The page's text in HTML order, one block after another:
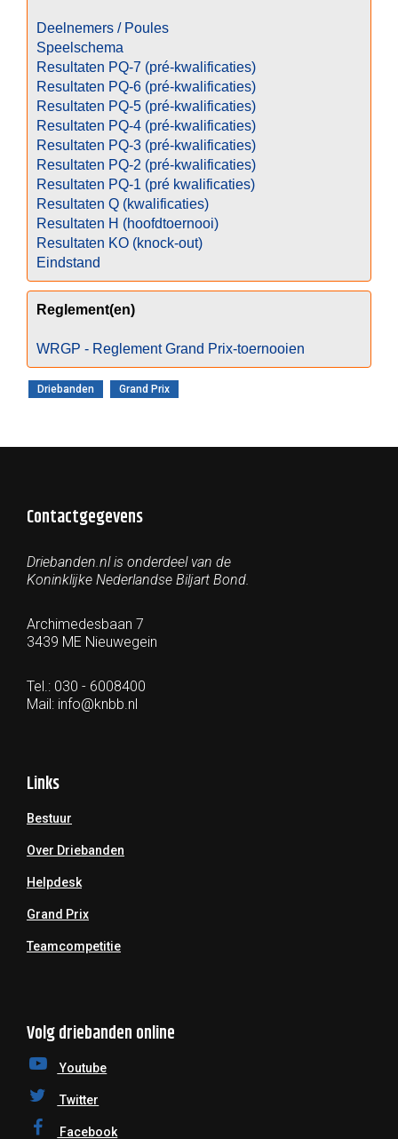
Deelnemers / Poules
Speelschema
Resultaten PQ-7 (pré-kwalificaties)
Resultaten PQ-6 (pré-kwalificaties)
Resultaten PQ-5 (pré-kwalificaties)
Resultaten PQ-4 (pré-kwalificaties)
Resultaten PQ-3 (pré-kwalificaties)
Resultaten PQ-2 (pré-kwalificaties)
Resultaten PQ-1 (pré kwalificaties)
Resultaten Q (kwalificaties)
Resultaten H (hoofdtoernooi)
Resultaten KO (knock-out)
Eindstand
Reglement(en)
WRGP - Reglement Grand Prix-toernooien
Driebanden Grand Prix
Contactgegevens
Driebanden.nl is onderdeel van de
Koninklijke Nederlandse Biljart Bond.
Archimedesbaan 7
3439 ME Nieuwegein
Tel.: 030 - 6008400
Mail: info@knbb.nl
Links
Bestuur
Over Driebanden
Helpdesk
Grand Prix
Teamcompetitie
Volg driebanden online
Youtube
Twitter
Facebook